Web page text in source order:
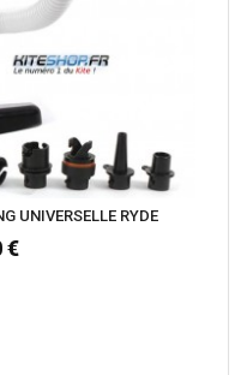
UNIVERSELLE RYDE
€